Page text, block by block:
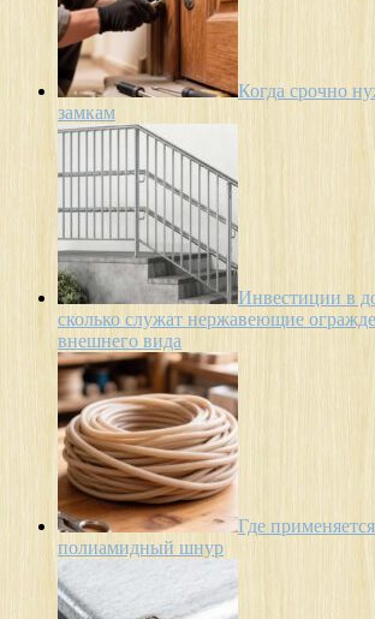
Когда срочно
замкам
Инвестиции в
сколько служат нержавеющие
внешнего вида
Где
полиамидный шнур